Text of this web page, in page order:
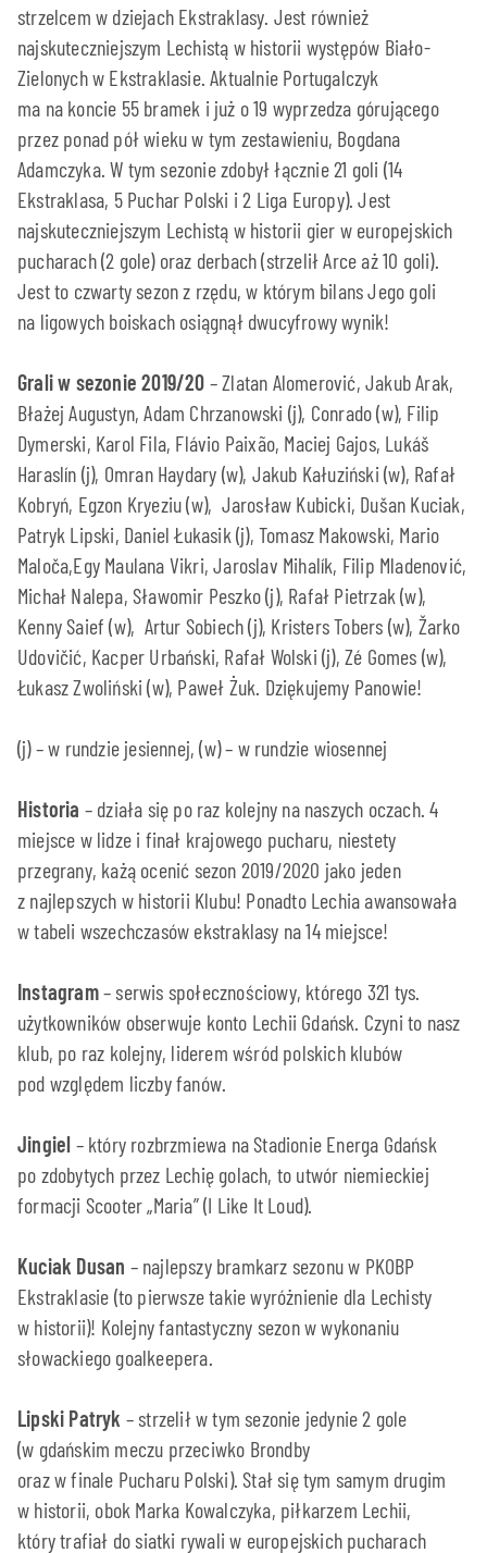
strzelcem w dziejach Ekstraklasy. Jest również
najskuteczniejszym Lechistą w historii występów Biało-
Zielonych w Ekstraklasie. Aktualnie Portugalczyk
ma na koncie 55 bramek i już o 19 wyprzedza górującego
przez ponad pół wieku w tym zestawieniu, Bogdana
Adamczyka. W tym sezonie zdobył łącznie 21 goli (14
Ekstraklasa, 5 Puchar Polski i 2 Liga Europy). Jest
najskuteczniejszym Lechistą w historii gier w europejskich
pucharach (2 gole) oraz derbach (strzelił Arce aż 10 goli).
Jest to czwarty sezon z rzędu, w którym bilans Jego goli
na ligowych boiskach osiągnął dwucyfrowy wynik!
Grali w sezonie 2019/20 – Zlatan Alomerović, Jakub Arak,
Błażej Augustyn, Adam Chrzanowski (j), Conrado (w), Filip
Dymerski, Karol Fila, Flávio Paixão, Maciej Gajos, Lukáš
Haraslín (j), Omran Haydary (w), Jakub Kałuziński (w), Rafał
Kobryń, Egzon Kryeziu (w), Jarosław Kubicki, Dušan Kuciak,
Patryk Lipski, Daniel Łukasik (j), Tomasz Makowski, Mario
Maloča,Egy Maulana Vikri, Jaroslav Mihalík, Filip Mladenović,
Michał Nalepa, Sławomir Peszko (j), Rafał Pietrzak (w),
Kenny Saief (w), Artur Sobiech (j), Kristers Tobers (w), Žarko
Udovičić, Kacper Urbański, Rafał Wolski (j), Zé Gomes (w),
Łukasz Zwoliński (w), Paweł Żuk. Dziękujemy Panowie!
(j) – w rundzie jesiennej, (w) – w rundzie wiosennej
Historia – działa się po raz kolejny na naszych oczach. 4
miejsce w lidze i finał krajowego pucharu, niestety
przegrany, każą ocenić sezon 2019/2020 jako jeden
z najlepszych w historii Klubu! Ponadto Lechia awansowała
w tabeli wszechczasów ekstraklasy na 14 miejsce!
Instagram– serwis społecznościowy, którego 321 tys.
użytkowników obserwuje konto Lechii Gdańsk. Czyni to nasz
klub, po raz kolejny, liderem wśród polskich klubów
pod względem liczby fanów.
Jingiel – który rozbrzmiewa na Stadionie Energa Gdańsk
po zdobytych przez Lechię golach, to utwór niemieckiej
formacji Scooter „Maria” (I Like It Loud).
Kuciak Dusan – najlepszy bramkarz sezonu w PKOBP
Ekstraklasie (to pierwsze takie wyróżnienie dla Lechisty
w historii)! Kolejny fantastyczny sezon w wykonaniu
słowackiego goalkeepera.
Lipski Patryk – strzelił w tym sezonie jedynie 2 gole
(w gdańskim meczu przeciwko Brondby
oraz w finale Pucharu Polski). Stał się tym samym drugim
w historii, obok Marka Kowalczyka, piłkarzem Lechii,
który trafiał do siatki rywali w europejskich pucharach